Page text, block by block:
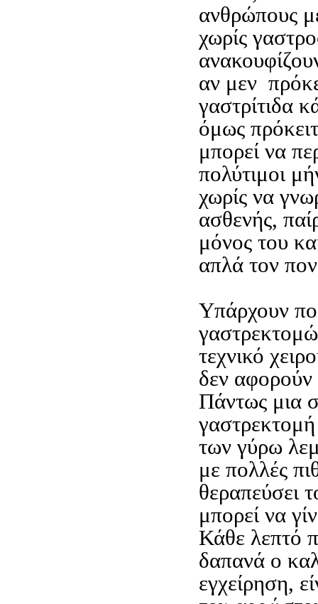
ανθρώπους
χωρίς
αν μεν
γαστρίτιδα
όμως
μπορεί να
πολύτιμοι
χωρίς να
ασθενής,
μόνος του
απλά τον
Υπάρχουν
τεχνικό
δεν
Πάντως μια
των γύρω
με πολλές
θεραπεύσει
μπορεί να
Κάθε λεπτό
δαπανά ο
εγχείρηση,